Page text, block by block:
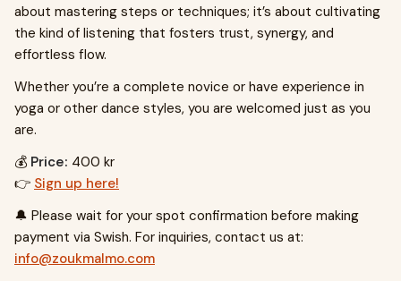
about mastering steps or techniques; it’s about cultivating
the kind of listening that fosters trust, synergy, and
effortless flow.
Whether you’re a complete novice or have experience in
yoga or other dance styles, you are welcomed just as you
are.
💰 Price: 400 kr
👉 Sign up here!
🔔 Please wait for your spot confirmation before making
payment via Swish. For inquiries, contact us at:
info@zoukmalmo.com